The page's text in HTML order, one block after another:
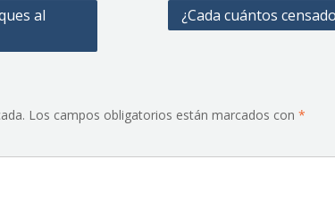
al
¿Cada cuántos
Los campos obligatorios están marcados con *